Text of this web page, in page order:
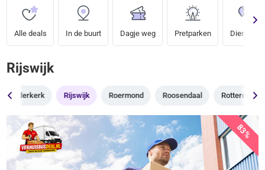
Alle deals In de buurt Dagje weg Pretparken Dierentuin
Rijswijk
Ridderkerk Rijswijk Roermond Roosendaal Rotterdam
83%